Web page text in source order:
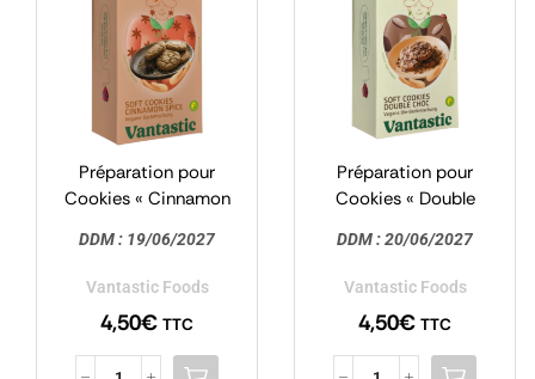
Préparation pour
Cookies « Cinnamon
Vantastic
DDM : 19/06/2027
Vantastic Foods
4,50€ TTC
Préparation pour
Cookies « Double
Vantastic
DDM : 20/06/2027
Vantastic Foods
4,50€ TTC